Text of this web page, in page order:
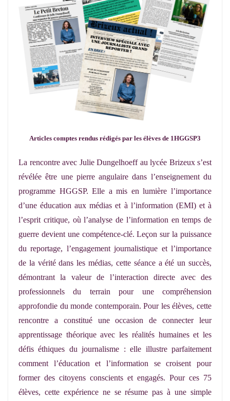
Articles comptes rendus rédigés par les élèves de 1HGGSP3
La rencontre avec Julie Dungelhoeff au lycée Brizeux s’est
révélée être une pierre angulaire dans l’enseignement du
programme HGGSP. Elle a mis en lumière l’importance
d’une éducation aux médias et à l’information (EMI) et à
l’esprit critique, où l’analyse de l’information en temps de
guerre devient une compétence-clé. Leçon sur la puissance
du reportage, l’engagement journalistique et l’importance
de la vérité dans les médias, cette séance a été un succès,
démontrant la valeur de l’interaction directe avec des
professionnels du terrain pour une compréhension
approfondie du monde contemporain. Pour les élèves, cette
rencontre a constitué une occasion de connecter leur
apprentissage théorique avec les réalités humaines et les
défis éthiques du journalisme : elle illustre parfaitement
comment l’éducation et l’information se croisent pour
former des citoyens conscients et engagés. Pour ces 75
élèves, cette expérience ne se résume pas à une simple